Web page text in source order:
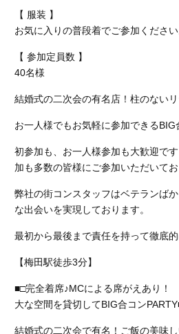
【 服装 】
お気に入りの普段着でご参加ください
【 参加定員数 】
40名様
結婚式の二次会の有名店！柱のない
お一人様でもお気軽に参加できるBIG
初参加も、お一人様参加も大歓迎で
加も多数の皆様にご参加いただいてお
弊社の街コンスタッフはベテランば
な出会いを実現しております。
最初から最後まで責任を持って徹底
【梅田駅徒歩3分】
■□完全着席♪MCによる席がえあり
大な空間を貸切してBIG合コン
結婚式の二次会で有名！ご飯の美味